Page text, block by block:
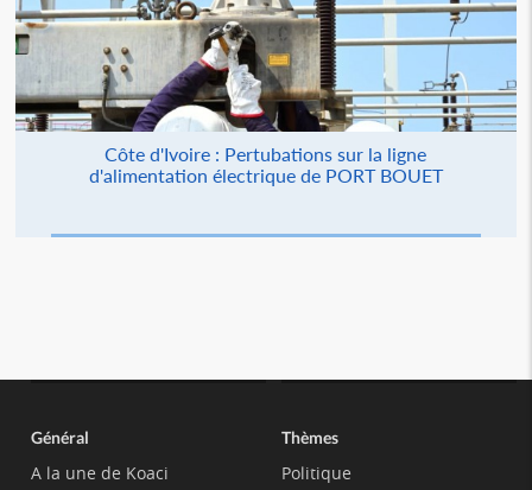
Côte d'Ivoire : Pertubations sur la ligne
d'alimentation électrique de PORT BOUET
Général
A la une de Koaci
Thèmes
Politique